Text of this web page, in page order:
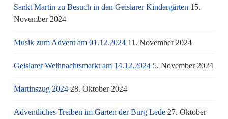
Sankt Martin zu Besuch in den Geislarer Kindergärten 15.
November 2024
Musik zum Advent am 01.12.2024 11. November 2024
Geislarer Weihnachtsmarkt am 14.12.2024 5. November 2024
Martinszug 2024 28. Oktober 2024
Adventliches Treiben im Garten der Burg Lede 27. Oktober